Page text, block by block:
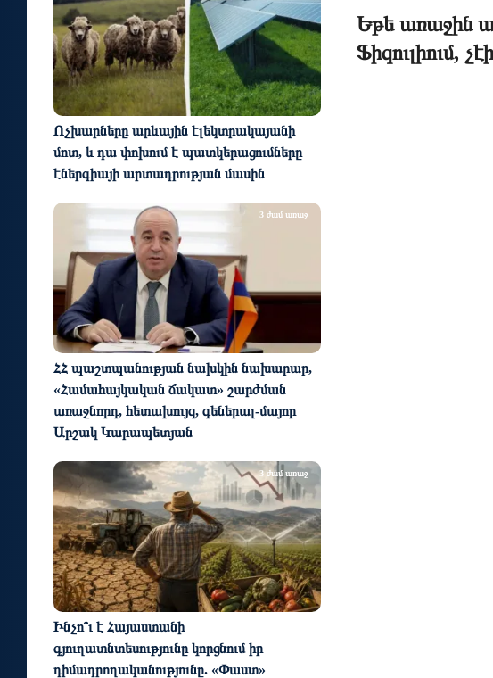
Ոչխարները արևային էլեկտրակայանի
մոտ, և դա փոխում է պատկերացումները
էներգիայի արտադրության մասին
ՀՀ պաշտպանության նախկին նախարար,
«Համահայկական ճակատ» շարժման
առաջնորդ, հետախույզ, գեներալ-մայոր
Արշակ Կարապետյան
3 ժամ առաջ
Ինչո՞ւ է Հայաստանի
գյուղատնտեսությունը կորցնում իր
դիմադրողականությունը. «Փաստ»
3 ժամ առաջ
Եթե առաջին
Ֆիզուլիում,